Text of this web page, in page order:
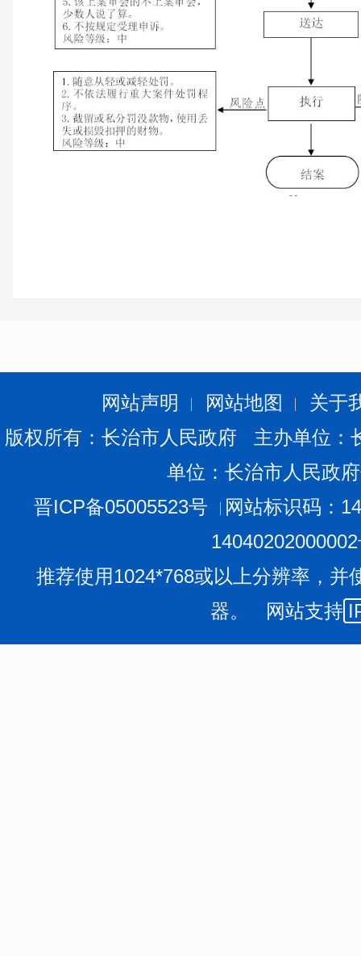
网站声明 网站地图
关于
版权所有：长治市人民政府 主办单位
单位：长治市人民政
晋ICP备05005523号
网站标识码：
推荐使用1024*768或以上分辨率，并
器。 网站支持